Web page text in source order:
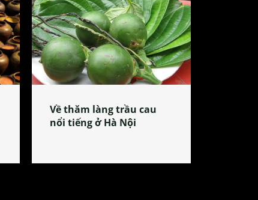
Về thăm làng trầu cau
nổi tiếng ở Hà Nội